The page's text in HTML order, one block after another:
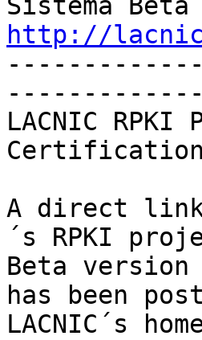
http://
LACNIC
Certification
A direct link
´s RPKI
Beta
has been
LACNIC´s